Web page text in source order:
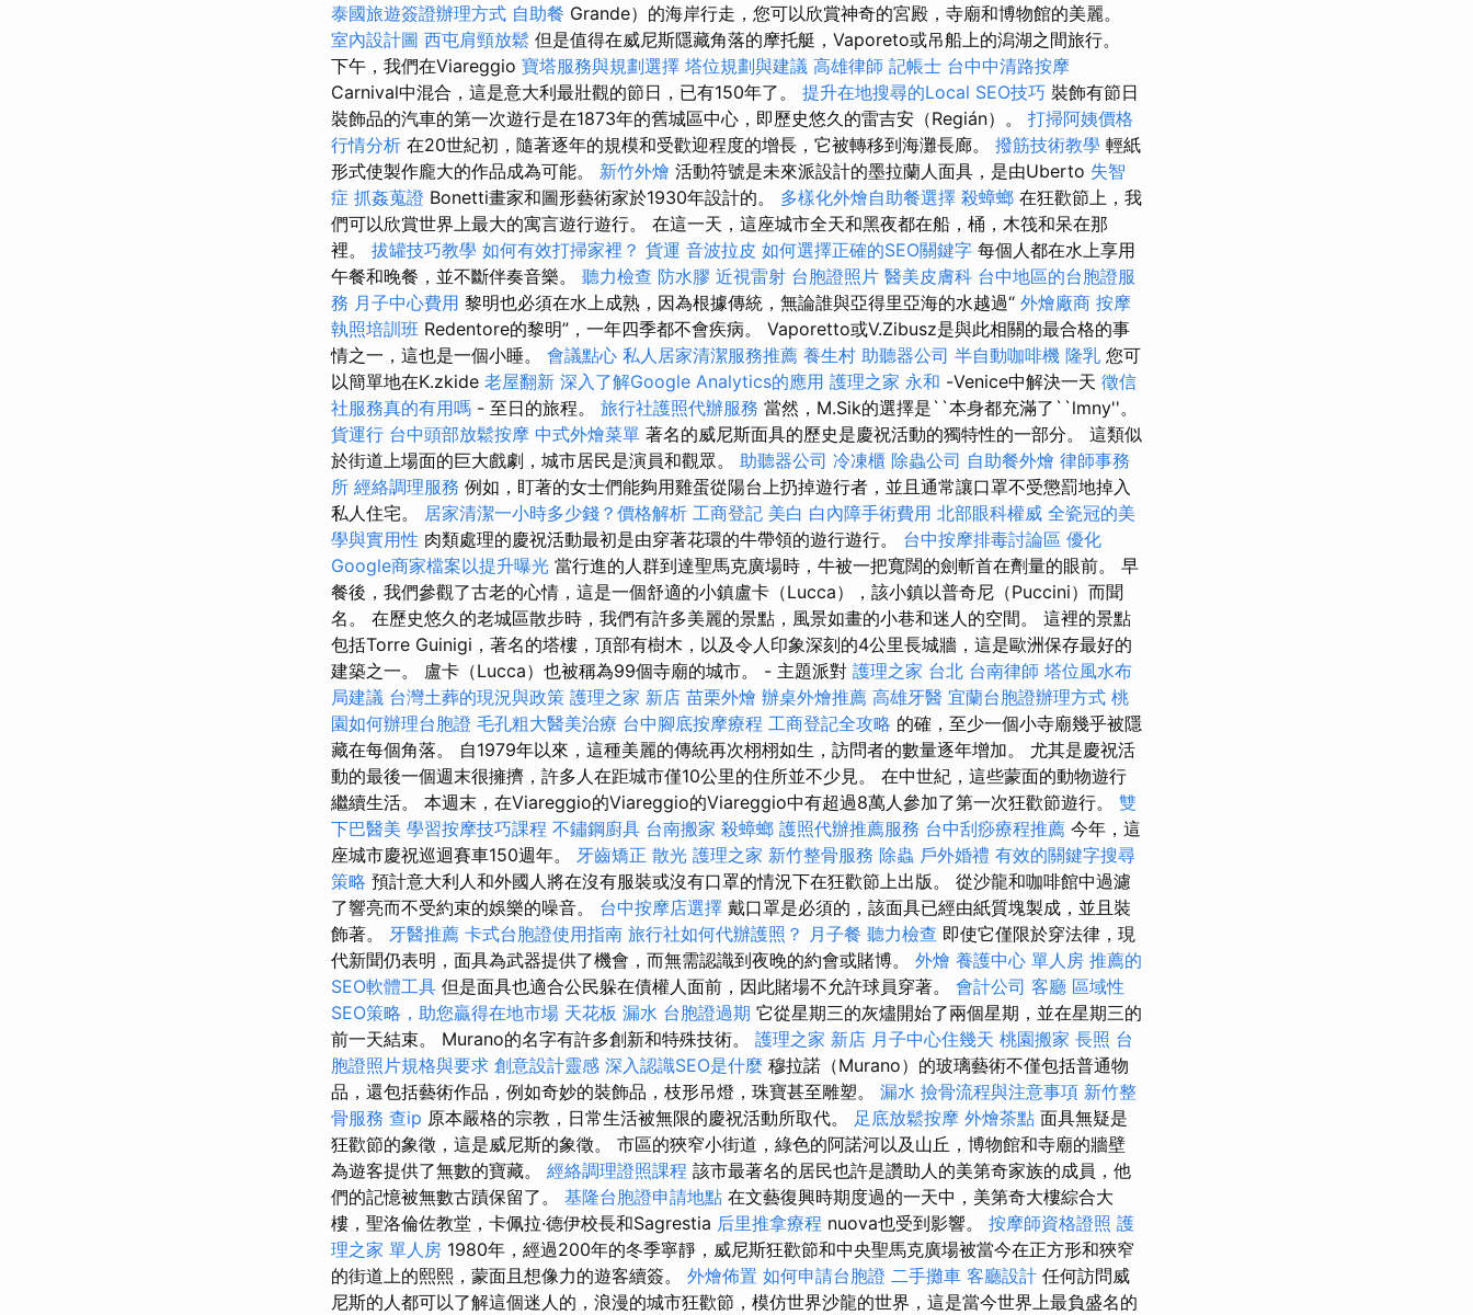
泰國旅遊簽證辦理方式 自助餐 Grande）的海岸行走，您可以欣賞神奇的宮殿，寺廟和博物館的美麗。
室內設計圖 西屯肩頸放鬆 但是值得在威尼斯隱藏角落的摩托艇，Vaporeto或吊船上的潟湖之間旅行。
下午，我們在Viareggio 寶塔服務與規劃選擇 塔位規劃與建議 高雄律師 記帳士 台中中清路按摩
Carnival中混合，這是意大利最壯觀的節日，已有150年了。 提升在地搜尋的Local SEO技巧 裝飾有節日
裝飾品的汽車的第一次遊行是在1873年的舊城區中心，即歷史悠久的雷吉安（Regián）。 打掃阿姨價格
行情分析 在20世紀初，隨著逐年的規模和受歡迎程度的增長，它被轉移到海灘長廊。 撥筋技術教學 輕紙
形式使製作龐大的作品成為可能。 新竹外燴 活動符號是未來派設計的墨拉蘭人面具，是由Uberto 失智
症 抓姦蒐證 Bonetti畫家和圖形藝術家於1930年設計的。 多樣化外燴自助餐選擇 殺蟑螂 在狂歡節上，我
們可以欣賞世界上最大的寓言遊行遊行。 在這一天，這座城市全天和黑夜都在船，桶，木筏和呆在那
裡。 拔罐技巧教學 如何有效打掃家裡？ 貨運 音波拉皮 如何選擇正確的SEO關鍵字 每個人都在水上享用
午餐和晚餐，並不斷伴奏音樂。 聽力檢查 防水膠 近視雷射 台胞證照片 醫美皮膚科 台中地區的台胞證服
務 月子中心費用 黎明也必須在水上成熟，因為根據傳統，無論誰與亞得里亞海的水越過“ 外燴廠商 按摩
執照培訓班 Redentore的黎明”，一年四季都不會疾病。 Vaporetto或V.Zibusz是與此相關的最合格的事
情之一，這也是一個小睡。 會議點心 私人居家清潔服務推薦 養生村 助聽器公司 半自動咖啡機 隆乳 您可
以簡單地在K.zkide 老屋翻新 深入了解Google Analytics的應用 護理之家 永和 -Venice中解決一天 徵信
社服務真的有用嗎 - 至日的旅程。 旅行社護照代辦服務 當然，M.Sik的選擇是``本身都充滿了``lmny''。
貨運行 台中頭部放鬆按摩 中式外燴菜單 著名的威尼斯面具的歷史是慶祝活動的獨特性的一部分。 這類似
於街道上場面的巨大戲劇，城市居民是演員和觀眾。 助聽器公司 冷凍櫃 除蟲公司 自助餐外燴 律師事務
所 經絡調理服務 例如，盯著的女士們能夠用雞蛋從陽台上扔掉遊行者，並且通常讓口罩不受懲罰地掉入
私人住宅。 居家清潔一小時多少錢？價格解析 工商登記 美白 白內障手術費用 北部眼科權威 全瓷冠的美
學與實用性 肉類處理的慶祝活動最初是由穿著花環的牛帶領的遊行遊行。 台中按摩排毒討論區 優化
Google商家檔案以提升曝光 當行進的人群到達聖馬克廣場時，牛被一把寬闊的劍斬首在劑量的眼前。 早
餐後，我們參觀了古老的心情，這是一個舒適的小鎮盧卡（Lucca），該小鎮以普奇尼（Puccini）而聞
名。 在歷史悠久的老城區散步時，我們有許多美麗的景點，風景如畫的小巷和迷人的空間。 這裡的景點
包括Torre Guinigi，著名的塔樓，頂部有樹木，以及令人印象深刻的4公里長城牆，這是歐洲保存最好的
建築之一。 盧卡（Lucca）也被稱為99個寺廟的城市。 - 主題派對 護理之家 台北 台南律師 塔位風水布
局建議 台灣土葬的現況與政策 護理之家 新店 苗栗外燴 辦桌外燴推薦 高雄牙醫 宜蘭台胞證辦理方式 桃
園如何辦理台胞證 毛孔粗大醫美治療 台中腳底按摩療程 工商登記全攻略 的確，至少一個小寺廟幾乎被隱
藏在每個角落。 自1979年以來，這種美麗的傳統再次栩栩如生，訪問者的數量逐年增加。 尤其是慶祝活
動的最後一個週末很擁擠，許多人在距城市僅10公里的住所並不少見。 在中世紀，這些蒙面的動物遊行
繼續生活。 本週末，在Viareggio的Viareggio的Viareggio中有超過8萬人參加了第一次狂歡節遊行。 雙
下巴醫美 學習按摩技巧課程 不鏽鋼廚具 台南搬家 殺蟑螂 護照代辦推薦服務 台中刮痧療程推薦 今年，這
座城市慶祝巡迴賽車150週年。 牙齒矯正 散光 護理之家 新竹整骨服務 除蟲 戶外婚禮 有效的關鍵字搜尋
策略 預計意大利人和外國人將在沒有服裝或沒有口罩的情況下在狂歡節上出版。 從沙龍和咖啡館中過濾
了響亮而不受約束的娛樂的噪音。 台中按摩店選擇 戴口罩是必須的，該面具已經由紙質塊製成，並且裝
飾著。 牙醫推薦 卡式台胞證使用指南 旅行社如何代辦護照？ 月子餐 聽力檢查 即使它僅限於穿法律，現
代新聞仍表明，面具為武器提供了機會，而無需認識到夜晚的約會或賭博。 外燴 養護中心 單人房 推薦的
SEO軟體工具 但是面具也適合公民躲在債權人面前，因此賭場不允許球員穿著。 會計公司 客廳 區域性
SEO策略，助您贏得在地市場 天花板 漏水 台胞證過期 它從星期三的灰燼開始了兩個星期，並在星期三的
前一天結束。 Murano的名字有許多創新和特殊技術。 護理之家 新店 月子中心住幾天 桃園搬家 長照 台
胞證照片規格與要求 創意設計靈感 深入認識SEO是什麼 穆拉諾（Murano）的玻璃藝術不僅包括普通物
品，還包括藝術作品，例如奇妙的裝飾品，枝形吊燈，珠寶甚至雕塑。 漏水 撿骨流程與注意事項 新竹整
骨服務 查ip 原本嚴格的宗教，日常生活被無限的慶祝活動所取代。 足底放鬆按摩 外燴茶點 面具無疑是
狂歡節的象徵，這是威尼斯的象徵。 市區的狹窄小街道，綠色的阿諾河以及山丘，博物館和寺廟的牆壁
為遊客提供了無數的寶藏。 經絡調理證照課程 該市最著名的居民也許是讚助人的美第奇家族的成員，他
們的記憶被無數古蹟保留了。 基隆台胞證申請地點 在文藝復興時期度過的一天中，美第奇大樓綜合大
樓，聖洛倫佐教堂，卡佩拉·德伊校長和Sagrestia 后里推拿療程 nuova也受到影響。 按摩師資格證照 護
理之家 單人房 1980年，經過200年的冬季寧靜，威尼斯狂歡節和中央聖馬克廣場被當今在正方形和狹窄
的街道上的熙熙，蒙面且想像力的遊客續簽。 外燴佈置 如何申請台胞證 二手攤車 客廳設計 任何訪問威
尼斯的人都可以了解這個迷人的，浪漫的城市狂歡節，模仿世界沙龍的世界，這是當今世界上最負盛名的